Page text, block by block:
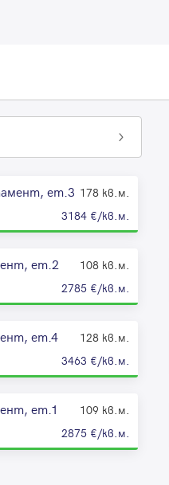
ет.3 178 кв.м.
3184 €/кв.м.
ет.2 108 кв.м.
2785 €/кв.м.
ет.4 128 кв.м.
3463 €/кв.м.
ет.1 109 кв.м.
2875 €/кв.м.